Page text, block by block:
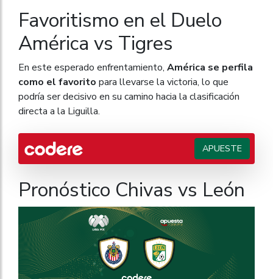
Favoritismo en el Duelo
América vs Tigres
En este esperado enfrentamiento, América se perfila
como el favorito para llevarse la victoria, lo que
podría ser decisivo en su camino hacia la clasificación
directa a la Liguilla.
APUESTE
Pronóstico Chivas vs León